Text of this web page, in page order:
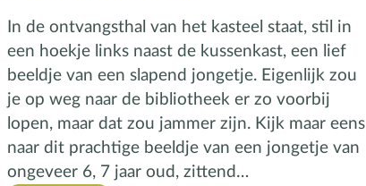
In de ontvangsthal van het kasteel staat, stil in
een hoekje links naast de kussenkast, een lief
beeldje van een slapend jongetje. Eigenlijk zou
je op weg naar de bibliotheek er zo voorbij
lopen, maar dat zou jammer zijn. Kijk maar eens
naar dit prachtige beeldje van een jongetje van
ongeveer 6, 7 jaar oud, zittend…